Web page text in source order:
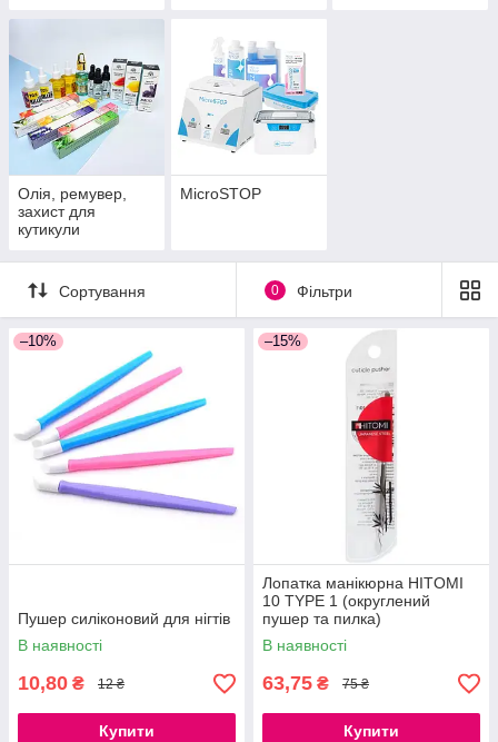
Олія, ремувер,
захист для
кутикули
MicroSTOP
Сортування 0 Фільтри
–10%
Пушер силіконовий для нігтів
В наявності
10,80 ₴ 12 ₴
Купити
–15%
Лопатка манікюрна HITOMI
10 TYPE 1 (округлений
пушер та пилка)
В наявності
63,75 ₴ 75 ₴
Купити